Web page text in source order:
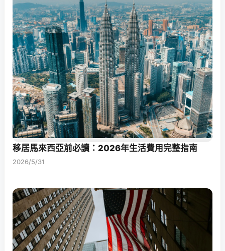
移居馬來西亞前必讀：2026年生活費用完整指南
2026/5/31